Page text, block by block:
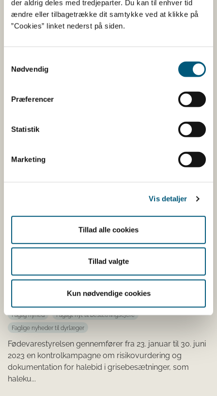
der aldrig deles med tredjeparter. Du kan til enhver tid
ændre eller tilbagetrække dit samtykke ved at klikke på
”Cookies” linket nederst på siden.
Nødvendig
Præferencer
Statistik
Marketing
Vis detaljer
Tillad alle cookies
Tillad valgte
Kun nødvendige cookies
januar 2023
19-01-2023
Faglig nyhed Faglige nyheder om certifikatdatabasen
Læs de seneste nyheder om Certifikatdatabasen her.
Udtalelse om brug af metoder
til korrigering af ørestilling hos
hunde
Faglig nyhed
ørestilling hos hunde. Rådet anser det som en
overtrædelse...
Kontrolkampagne skal sætte
fokus på, om det er nødvendigt
at halekupere grise
Faglig nyhed
Fagligt nyt til besætningsejere
Faglige nyheder til dyrlæger
Fødevarestyrelsen gennemfører fra 23. januar til 30. juni
2023 en kontrolkampagne om risikovurdering og
dokumentation for halebid i grisebesætninger, som
haleku...